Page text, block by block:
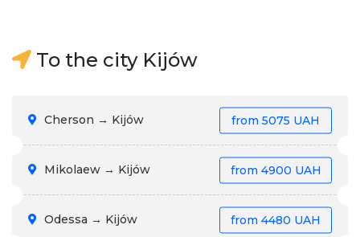
To the city Kijów
Cherson → Kijów from 5075 UAH
Mikolaew → Kijów from 4900 UAH
Odessa → Kijów from 4480 UAH